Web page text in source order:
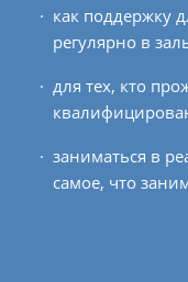
как поддержку
регулярно в
для тех, кто
заниматься в
самое, что